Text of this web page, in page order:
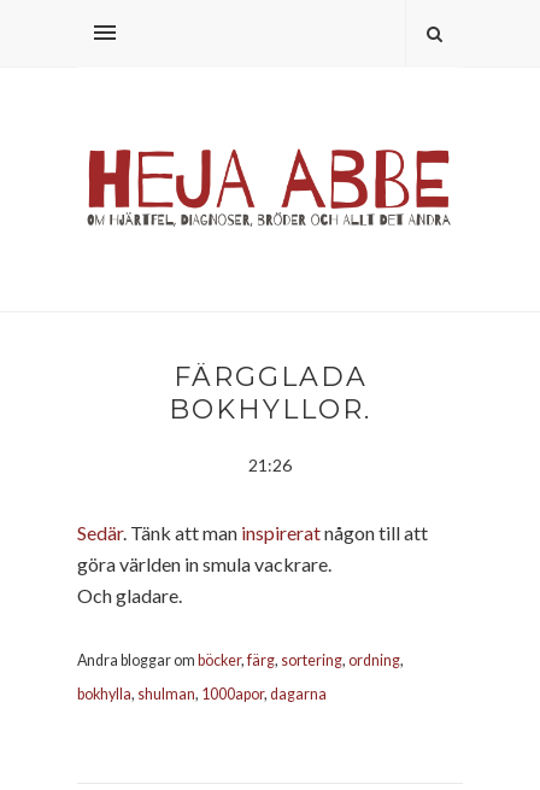
FÄRGGLADA
BOKHYLLOR.
21:26
Sedär. Tänk att man inspireratnågon till att
göra världen in smula vackrare.
Och gladare.
Andra bloggar om böcker,färg, sortering, ordning,
bokhylla, shulman, 1000apor, dagarna